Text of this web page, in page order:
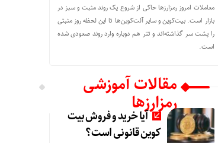
معاملات امروز رمزارز‌ها حاکی از شروع یک روند مثبت و سبز در
بازار است. بیت‌کوین و سایر آلت‌کوین‌ها تا این لحظه روز مثبتی
را پشت سر گذاشته‌اند و تتر هم دوباره وارد روند صعودی شده
است.
مقالات آموزشی
رمزارزهاآیا خرید و فروش بیت
کوین قانونی است؟